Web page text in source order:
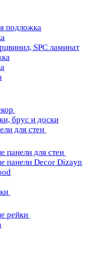
подложка
SPC ламинат
брус и доски
для стен
панели для стен
панели Decor Dizayn
рейки